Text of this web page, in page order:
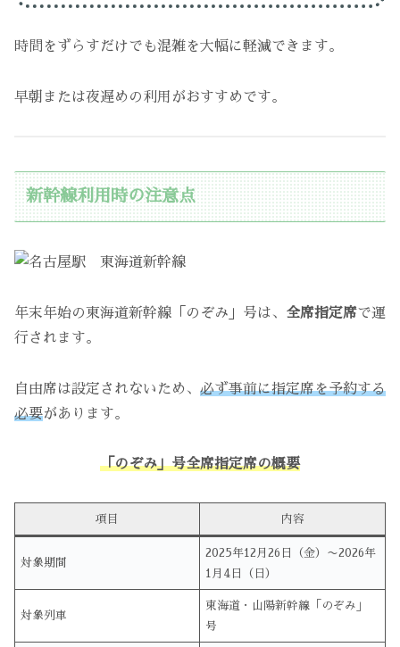
時間をずらすだけでも混雑を大幅に軽減できます。
早朝または夜遅めの利用がおすすめです。
新幹線利用時の注意点
年末年始の東海道新幹線「のぞみ」号は、 全席指定席で運
行されます。
自由席は設定されないため、 必ず事前に指定席を予約する
必要があります。
「のぞみ」号全席指定席の概要
項目 内容
対象期間
2025年12月26日（金）〜2026年
1月4日（日）
対象列車
東海道・山陽新幹線「のぞみ」
号